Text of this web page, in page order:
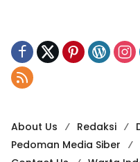
About Us Redaksi
Pedoman Media Siber